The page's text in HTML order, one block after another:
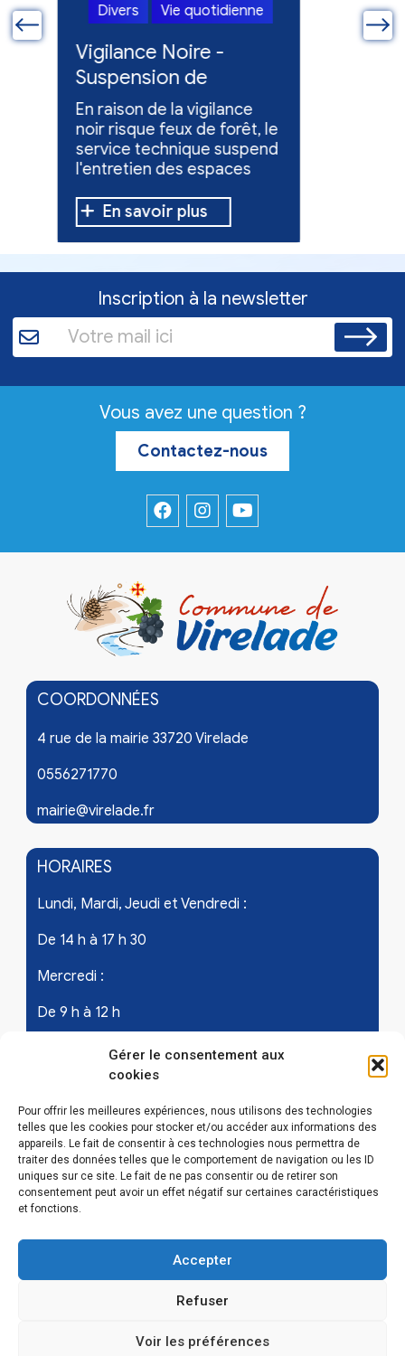
Gérer le consentement aux
cookies
Pour offrir les meilleures expériences, nous utilisons des technologies
telles que les cookies pour stocker et/ou accéder aux informations des
appareils. Le fait de consentir à ces technologies nous permettra de
traiter des données telles que le comportement de navigation ou les ID
uniques sur ce site. Le fait de ne pas consentir ou de retirer son
consentement peut avoir un effet négatif sur certaines caractéristiques
et fonctions.
Accepter
Refuser
Voir les préférences
Divers Vie quotidienne
Vigilance Noire -
Suspension de
l'entretien des
espaces verts
En raison de la vigilance
noir risque feux de forêt, le
service technique suspend
l'entretien des espaces
En savoir plus
Divers
Feux
Inscription à la newsletter
Vous avez une question ?
Contactez-nous
COORDONNÉES
4 rue de la mairie 33720 Virelade
0556271770
mairie@virelade.fr
HORAIRES
Lundi, Mardi, Jeudi et Vendredi :
De 14 h à 17 h 30
Mercredi :
De 9 h à 12 h
Samedi - les 1er et 3ème de chaque mois :
De 9 h à 12 h
LIENS UTILES
Mentions légales
Politique de confidentialité
Politique de cookies (EU)